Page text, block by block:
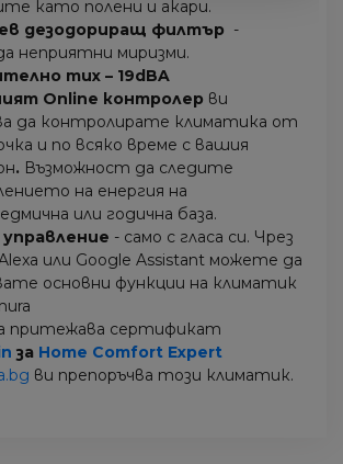
като полени и акари.
дезодориращ филтър -
неприятни миризми.
тих – 19dBA
Online контролер ви
да контролирате климатика от
и по всяко време с вашия
. Възможност да следите
на енергия на
или годична база.
управление - само с гласа си. Чрез
или Google Assistant можете да
основни функции на климатик
притежава сертификат
за Home Comfort Expert
ви препоръчва този климатик.